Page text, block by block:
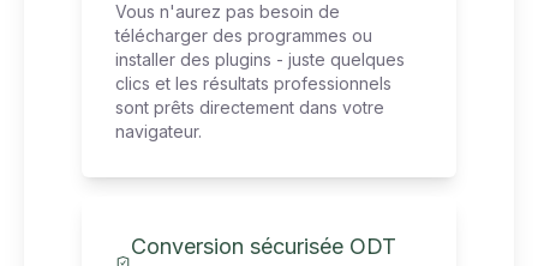
Vous n'aurez pas besoin de
télécharger des programmes ou
installer des plugins - juste quelques
clics et les résultats professionnels
sont prêts directement dans votre
navigateur.
Conversion sécurisée ODT